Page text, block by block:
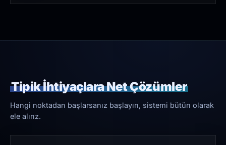
Tipik İhtiyaçlara Net Çözümler
Hangi noktadan başlarsanız başlayın, sistemi bütün olarak
ele alırız.